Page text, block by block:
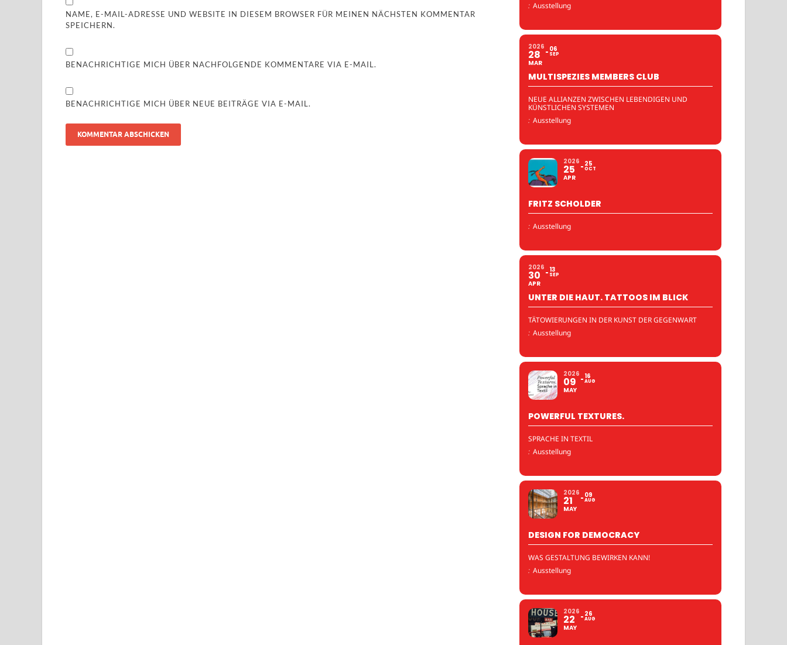
NAME, E-MAIL-ADRESSE UND WEBSITE IN DIESEM BROWSER FÜR MEINEN NÄCHSTEN KOMMENTAR
SPEICHERN.
BENACHRICHTIGE MICH ÜBER NACHFOLGENDE KOMMENTARE VIA E-MAIL.
BENACHRICHTIGE MICH ÜBER NEUE BEITRÄGE VIA E-MAIL.
: Ausstellung
2026
28
MAR
06
SEP
MULTISPEZIES MEMBERS CLUB
NEUE ALLIANZEN ZWISCHEN LEBENDIGEN UND
KÜNSTLICHEN SYSTEMEN
: Ausstellung
2026
25
APR
25
OCT
FRITZ SCHOLDER
: Ausstellung
2026
30
APR
13
SEP
UNTER DIE HAUT. TATTOOS IM BLICK
TÄTOWIERUNGEN IN DER KUNST DER GEGENWART
: Ausstellung
2026
09
MAY
16
AUG
POWERFUL TEXTURES.
SPRACHE IN TEXTIL
: Ausstellung
2026
21
MAY
09
AUG
DESIGN FOR DEMOCRACY
WAS GESTALTUNG BEWIRKEN KANN!
: Ausstellung
2026
22
MAY
26
AUG